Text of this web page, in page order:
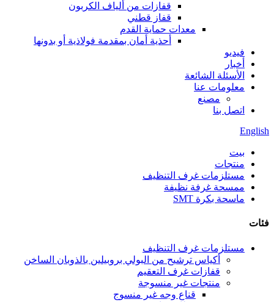
قفازات من ألياف الكربون
قفاز قطني
معدات حماية القدم
أحذية أمان بمقدمة فولاذية أو بدونها
فيديو
أخبار
الأسئلة الشائعة
معلومات عنا
مصنع
اتصل بنا
English
بيت
منتجات
مستلزمات غرف التنظيف
ممسحة غرفة نظيفة
ماسحة بكرة SMT
فئات
مستلزمات غرف التنظيف
أكياس ترشيح من البولي بروبيلين بالذوبان الساخن
قفازات غرف التعقيم
منتجات غير منسوجة
قناع وجه غير منسوج